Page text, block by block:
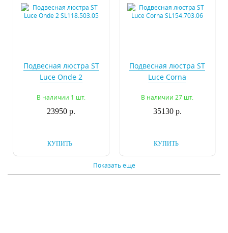
Подвесная люстра ST
Luce Onde 2
В наличии 1 шт.
23950 р.
КУПИТЬ
Подвесная люстра ST
Luce Corna
В наличии 27 шт.
35130 р.
КУПИТЬ
Показать еще